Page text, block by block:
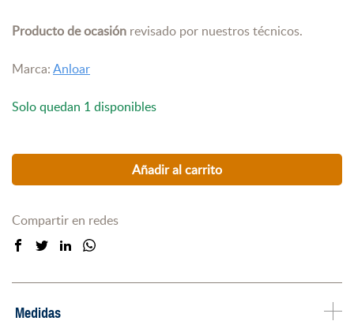
original actual
Producto de ocasión revisado por nuestros técnicos.
Marca:Anloar
Solo quedan 1 disponibles
Añadir al carrito
Compartir en redes
Medidas